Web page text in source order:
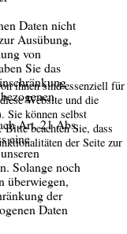
Daten nicht
Ausübung,
von
Sie das
Art. 21 Abs.
eine
Solange noch
überwiegen,
der
Daten
ihnen sind essenziell für
Website und die
Sie können selbst
beachten Sie, dass
der Seite zur